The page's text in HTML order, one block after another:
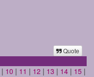
Quote
| 10 | 11 | 12 | 13 | 14 | 15 |